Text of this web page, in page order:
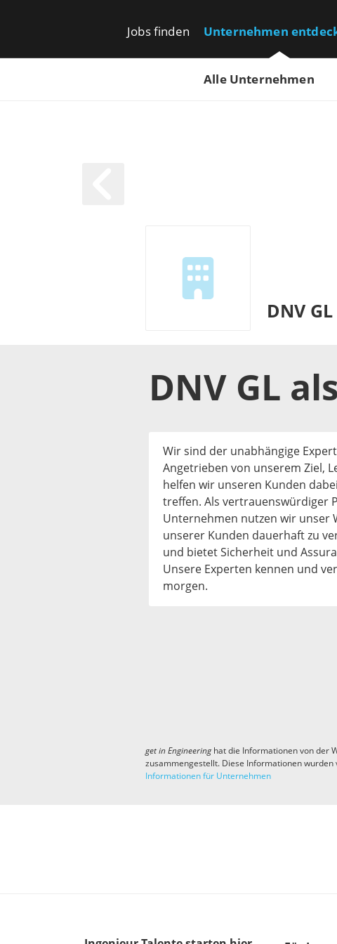
Jobs finden Unternehmen
Alle Unternehmen
DNV GL
DNV GL als
Wir sind der unabhängige
Angetrieben von unserem Ziel,
helfen wir unseren Kunden
treffen. Als vertrauenswürdiger
Unternehmen nutzen wir unser
unserer Kunden dauerhaft zu
und bietet Sicherheit und
Unsere Experten kennen und
morgen.
get in Engineeringhat die Informationen von der
zusammengestellt. Diese Informationen
Informationen für Unternehmen